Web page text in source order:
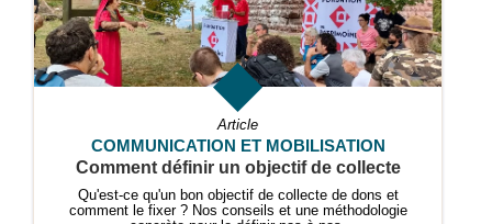
Article
COMMUNICATION ET MOBILISATION
Comment définir un objectif de collecte
Qu'est-ce qu'un bon objectif de collecte de dons et
comment le fixer ? Nos conseils et une méthodologie